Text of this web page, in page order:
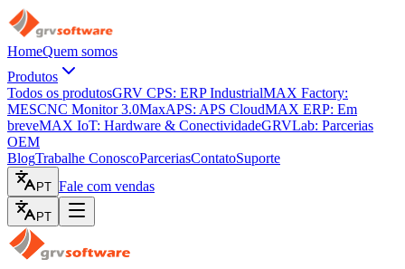
HomeQuem somos
Produtos
Todos os produtosGRV CPS: ERP IndustrialMAX Factory:
MESCNC Monitor 3.0MaxAPS: APS CloudMAX ERP: Em
breveMAX IoT: Hardware & ConectividadeGRVLab: Parcerias
OEM
BlogTrabalhe ConoscoParceriasContatoSuporte
PT Fale com vendas
PT